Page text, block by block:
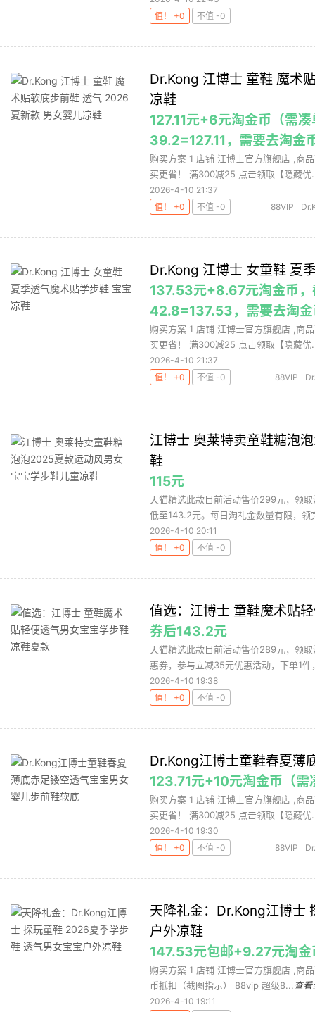
值！ +0
不值 -0
Dr.Kong 江博士 童鞋 魔术
凉鞋
127.11元+6元淘金币（需
39.2=127.11，需要去淘金
购买方案 1 店铺 江博士官方旗舰店 ,商
买更省！ 满300减25 点击领取【隐藏优
2026-4-10 21:37
值！ +0
不值 -0 88VIP
Dr.Kong 江博士 女童鞋 夏
137.53元+8.67元淘金币
42.8=137.53，需要去淘
购买方案 1 店铺 江博士官方旗舰店 ,商
买更省！ 满300减25 点击领取【隐藏优
2026-4-10 21:37
值！ +0
不值 -0 88VIP
江博士 奥莱特卖童鞋糖泡
鞋
115元
天猫精选此款目前活动售价299元，领
低至143.2元。每日淘礼金数量有限，领
2026-4-10 20:11
值！ +0
不值 -0
值选：江博士 童鞋魔术贴
券后143.2元
天猫精选此款目前活动售价289元，领
惠券，参与立减35元优惠活动，下单1件
2026-4-10 19:38
值！ +0
不值 -0
Dr.Kong江博士童鞋春夏薄
123.71元+10元淘金币（需
购买方案 1 店铺 江博士官方旗舰店 ,商
买更省！ 满300减25 点击领取【隐藏优
2026-4-10 19:30
值！ +0
不值 -0 88VIP
天降礼金：Dr.Kong江博士
户外凉鞋
147.53元包邮+9.27元淘金
购买方案 1 店铺 江博士官方旗舰店 ,商
币抵扣（截图指示） 88vip 超级8... 查看
2026-4-10 19:11